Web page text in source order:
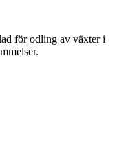
för odling av växter i